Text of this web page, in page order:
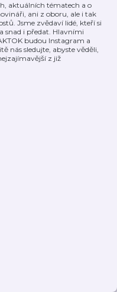
aktuálních tématech a o
ani z oboru, ale i tak
Jsme zvědaví lidé, kteří si
snad i předat. Hlavními
budou Instagram a
nás sledujte, abyste věděli,
z již